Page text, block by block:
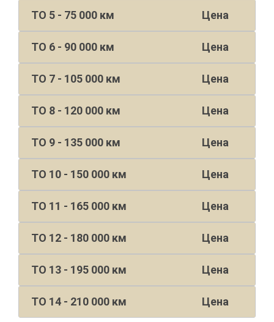
ТО 5 - 75 000 км Цена
ТО 6 - 90 000 км Цена
ТО 7 - 105 000 км Цена
ТО 8 - 120 000 км Цена
ТО 9 - 135 000 км Цена
ТО 10 - 150 000 км Цена
ТО 11 - 165 000 км Цена
ТО 12 - 180 000 км Цена
ТО 13 - 195 000 км Цена
ТО 14 - 210 000 км Цена